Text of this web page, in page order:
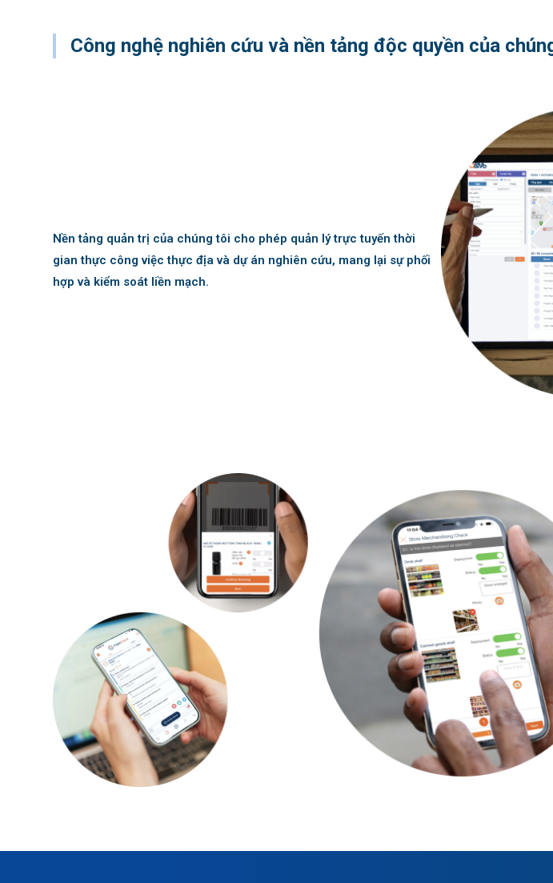
Công nghệ nghiên cứu và nền tảng độc quyền của
Nền tảng quản trị của chúng tôi cho phép quản lý trực tuyến thời
gian thực công việc thực địa và dự án nghiên cứu, mang lại sự phối
hợp và kiểm soát liền mạch.